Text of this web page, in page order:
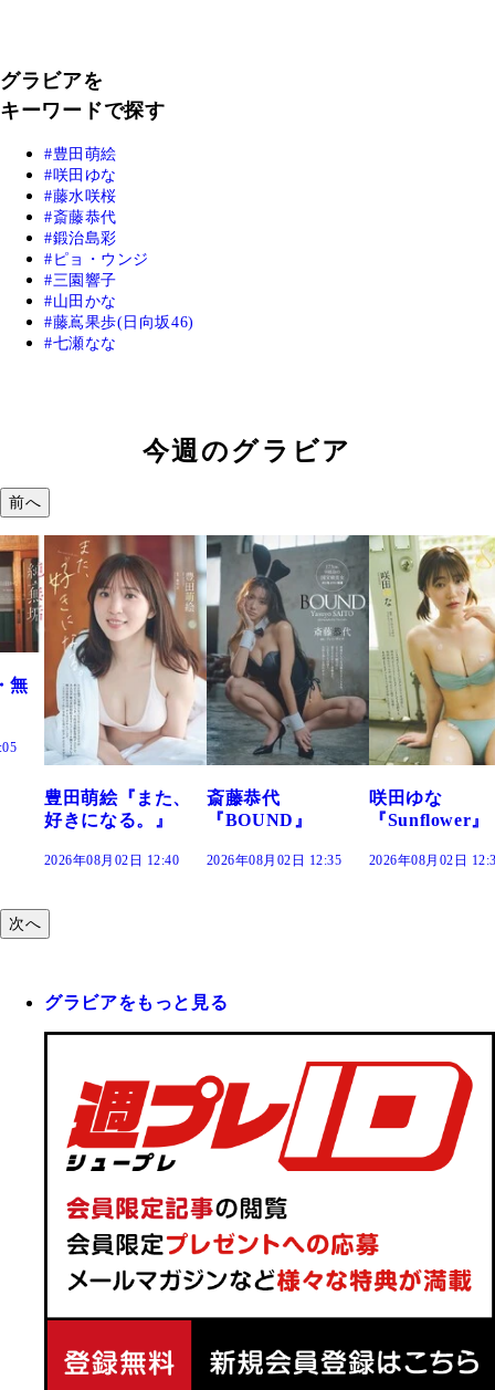
グラビアを
キーワードで探す
豊田萌絵
咲田ゆな
藤水咲桜
斎藤恭代
鍛治島彩
ピョ・ウンジ
三園響子
山田かな
藤嶌果歩(日向坂46)
七瀬なな
今週のグラビア
前へ
斎藤恭代
『BOUND』
2026年08月02日 12:35
咲田ゆな
『Sunflower』
2026年08月02日 12:30
藤水咲桜『花
だまり』
2026年08月02日
次へ
グラビアをもっと見る